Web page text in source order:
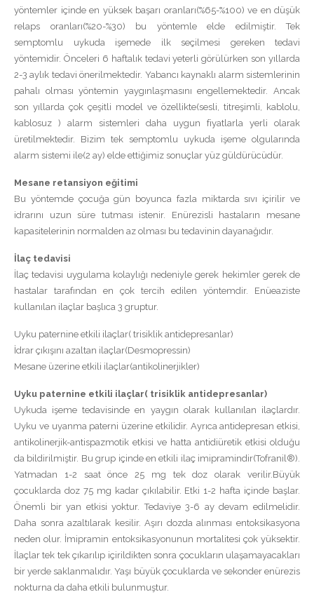
yöntemler içinde en yüksek başarı oranları(%65-%100) ve en düşük
relaps oranları(%20-%30) bu yöntemle elde edilmiştir. Tek
semptomlu uykuda işemede ilk seçilmesi gereken tedavi
yöntemidir. Önceleri 6 haftalık tedavi yeterli görülürken son yıllarda
2-3 aylık tedavi önerilmektedir. Yabancı kaynaklı alarm sistemlerinin
pahalı olması yöntemin yaygınlaşmasını engellemektedir. Ancak
son yıllarda çok çeşitli model ve özellikte(sesli, titreşimli, kablolu,
kablosuz ) alarm sistemleri daha uygun fiyatlarla yerli olarak
üretilmektedir. Bizim tek semptomlu uykuda işeme olgularında
alarm sistemi ile(2 ay) elde ettiğimiz sonuçlar yüz güldürücüdür.
Mesane retansiyon eğitimi
Bu yöntemde çocuğa gün boyunca fazla miktarda sıvı içirilir ve
idrarını uzun süre tutması istenir. Enürezisli hastaların mesane
kapasitelerinin normalden az olması bu tedavinin dayanağıdır.
İlaç tedavisi
İlaç tedavisi uygulama kolaylığı nedeniyle gerek hekimler gerek de
hastalar tarafından en çok tercih edilen yöntemdir. Enüeaziste
kullanılan ilaçlar başlıca 3 gruptur.
Uyku paternine etkili ilaçlar( trisiklik antidepresanlar)
İdrar çıkışını azaltan ilaçlar(Desmopressin)
Mesane üzerine etkili ilaçlar(antikolinerjikler)
Uyku paternine etkili ilaçlar( trisiklik antidepresanlar)
Uykuda işeme tedavisinde en yaygın olarak kullanılan ilaçlardır.
Uyku ve uyanma paterni üzerine etkilidir. Ayrıca antidepresan etkisi,
antikolinerjik-antispazmotik etkisi ve hatta antidiüretik etkisi olduğu
da bildirilmiştir. Bu grup içinde en etkili ilaç imipramindir(Tofranil®).
Yatmadan 1-2 saat önce 25 mg tek doz olarak verilir.Büyük
çocuklarda doz 75 mg kadar çıkılabilir. Etki 1-2 hafta içinde başlar.
Önemli bir yan etkisi yoktur. Tedaviye 3-6 ay devam edilmelidir.
Daha sonra azaltılarak kesilir. Aşırı dozda alınması entoksikasyona
neden olur. İmipramin entoksikasyonunun mortalitesi çok yüksektir.
İlaçlar tek tek çıkarılıp içirildikten sonra çocukların ulaşamayacakları
bir yerde saklanmalıdır. Yaşı büyük çocuklarda ve sekonder enürezis
nokturna da daha etkili bulunmuştur.